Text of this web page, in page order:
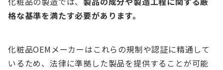
格な基準を満たす必要があります。
化粧品OEMメーカーはこれらの規制や認証に精通して
いるため、法律に準拠した製品を提供することが可能